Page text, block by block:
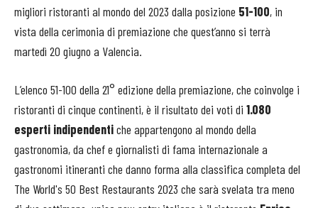
migliori ristoranti al mondo del 2023 dalla posizione 51-100, in
vista della cerimonia di premiazione che quest’anno si terrà
martedì 20 giugno a Valencia.
L’elenco 51-100 della 21° edizione della premiazione, che coinvolge i
ristoranti di cinque continenti, è il risultato dei voti di 1.080
esperti indipendentiche appartengono al mondo della
gastronomia, da chef e giornalisti di fama internazionale a
gastronomi itineranti che danno forma alla classifica completa del
The World's 50 Best Restaurants 2023 che sarà svelata tra meno